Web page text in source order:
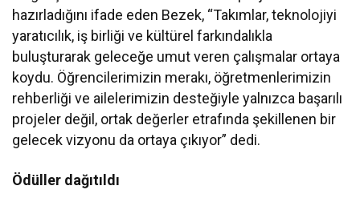
hazırladığını ifade eden Bezek, “Takımlar, teknolojiyi
yaratıcılık, iş birliği ve kültürel farkındalıkla
buluşturarak geleceğe umut veren çalışmalar ortaya
koydu. Öğrencilerimizin merakı, öğretmenlerimizin
rehberliği ve ailelerimizin desteğiyle yalnızca başarılı
projeler değil, ortak değerler etrafında şekillenen bir
gelecek vizyonu da ortaya çıkıyor” dedi.
Ödüller dağıtıldı